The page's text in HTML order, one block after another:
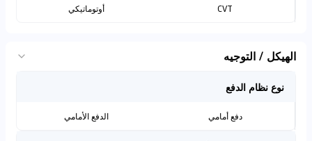
CVT أوتوماتيكي
الهيكل / التوجيه
نوع نظام الدفع
دفع أمامي الدفع الأمامي